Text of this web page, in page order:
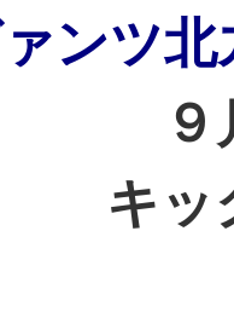
ァンツ
９
キ